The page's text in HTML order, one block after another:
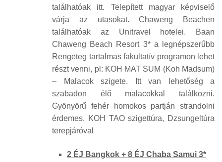
találhatóak itt. Telepített magyar képviselő
várja az utasokat. Chaweng Beachen
találhatóak az Unitravel hotelei. Baan
Chaweng Beach Resort 3* a legnépszerűbb
Rengeteg tartalmas fakultatív programon lehet
részt venni, pl: KOH MAT SUM (Koh Madsum)
– Malacok szigete. Itt van lehetőség a
szabadon élő malacokkal találkozni.
Gyönyörű fehér homokos partján strandolni
érdemes. KOH TAO szigettúra, Dzsungeltúra
terepjáróval
2 ÉJ Bangkok + 8 ÉJ Chaba Samui 3*